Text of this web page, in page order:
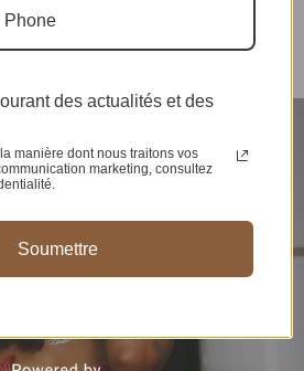
les épreuves de passage en
multimédia, ce qui a contribué à
des actualités et des
manière dont nous traitons vos
marketing, consultez
Soumettre